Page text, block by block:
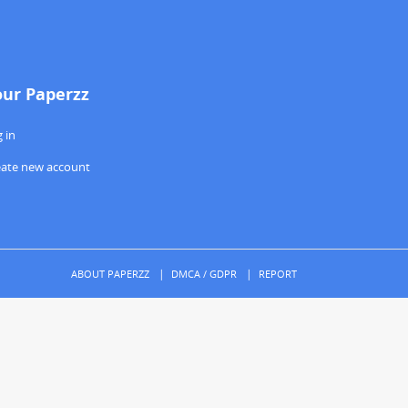
Paperzz
in
new account
ABOUT PAPERZZ DMCA / GDPR REPORT